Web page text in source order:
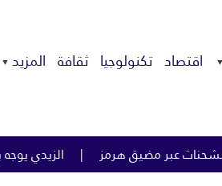
اقتصاد تكنولوجيا ثقافة المزيد
الزيدي يوجه بتطبيق التدقيق القبلي